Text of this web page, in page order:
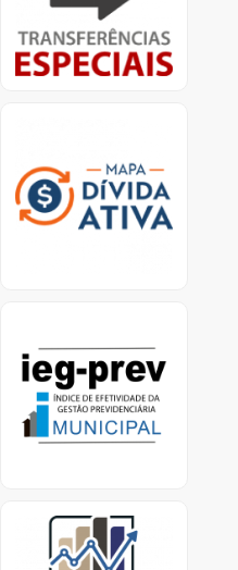
transferências especiais,
conhecidas como
emendas pix.<
Ferramenta traz dados
sobre os esforços dos
municípios para
recuperar valores
Índice de Efetividade da
Gestão Previdenciária
Previdência Municipal -
dados dos Municípios
Radar dos investimentos
dos RPPS-SP